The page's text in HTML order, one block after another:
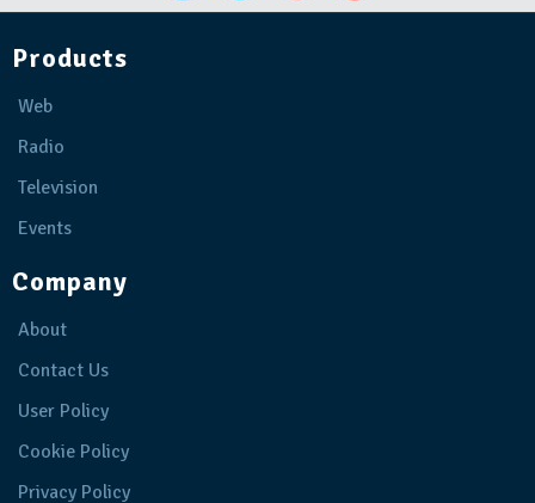
Products
Web
Radio
Television
Events
Company
About
Contact Us
User Policy
Cookie Policy
Privacy Policy